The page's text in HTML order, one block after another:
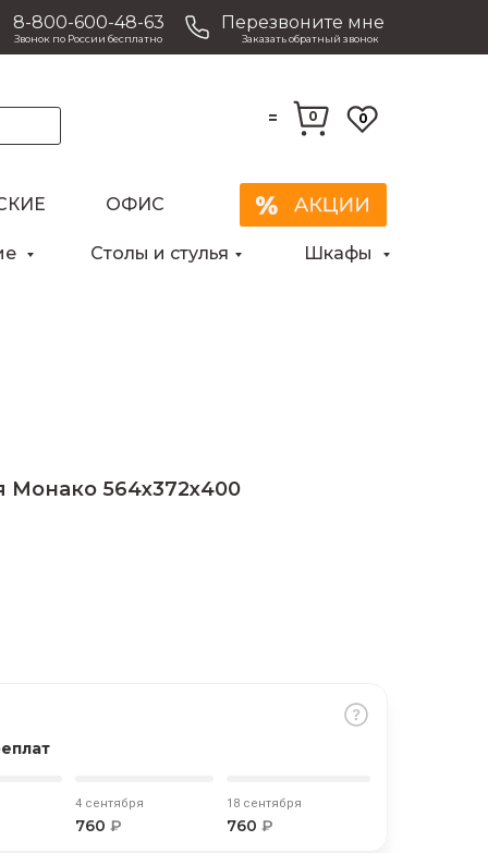
8-800-600-48-63
Звонок по России бесплатно
Перезвоните мне
Заказать обратный звонок
0
= 0
ОФИС
Столы и стулья Шкафы
Монако 564х372х400
4 сентября
760 ₽
18 сентября
760 ₽